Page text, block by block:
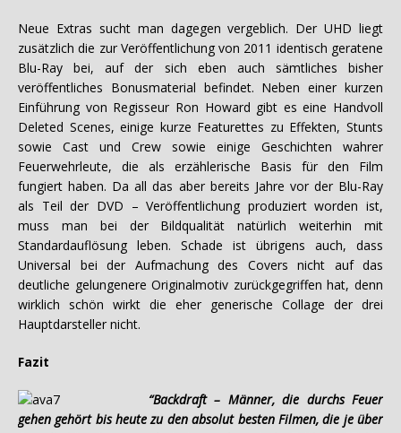
Neue Extras sucht man dagegen vergeblich. Der UHD liegt
zusätzlich die zur Veröffentlichung von 2011 identisch geratene
Blu-Ray bei, auf der sich eben auch sämtliches bisher
veröffentliches Bonusmaterial befindet. Neben einer kurzen
Einführung von Regisseur Ron Howard gibt es eine Handvoll
Deleted Scenes, einige kurze Featurettes zu Effekten, Stunts
sowie Cast und Crew sowie einige Geschichten wahrer
Feuerwehrleute, die als erzählerische Basis für den Film
fungiert haben. Da all das aber bereits Jahre vor der Blu-Ray
als Teil der DVD – Veröffentlichung produziert worden ist,
muss man bei der Bildqualität natürlich weiterhin mit
Standardauflösung leben. Schade ist übrigens auch, dass
Universal bei der Aufmachung des Covers nicht auf das
deutliche gelungenere Originalmotiv zurückgegriffen hat, denn
wirklich schön wirkt die eher generische Collage der drei
Hauptdarsteller nicht.
Fazit
“Backdraft – Männer, die durchs Feuer
gehen gehört bis heute zu den absolut besten Filmen, die je über